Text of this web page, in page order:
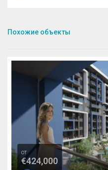
Похожие объекты
от
€424,000